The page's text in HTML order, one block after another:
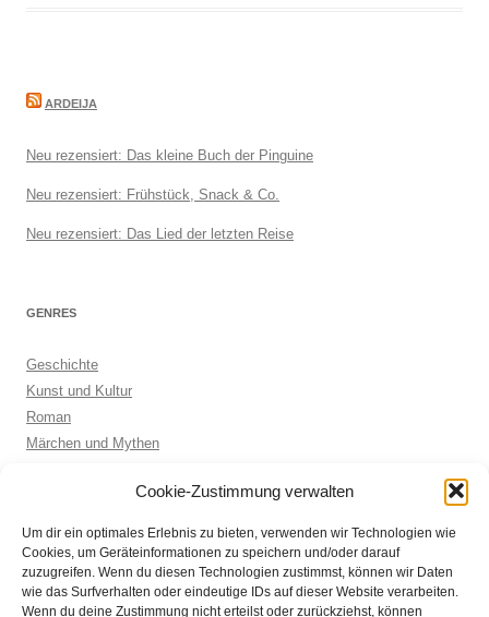
Cookie-Zustimmung verwalten
Um dir ein optimales Erlebnis zu bieten, verwenden wir Technologien wie
Cookies, um Geräteinformationen zu speichern und/oder darauf
zuzugreifen. Wenn du diesen Technologien zustimmst, können wir Daten
wie das Surfverhalten oder eindeutige IDs auf dieser Website verarbeiten.
Wenn du deine Zustimmung nicht erteilst oder zurückziehst, können
ARDEIJA
Neu rezensiert: Das kleine Buch der Pinguine
Neu rezensiert: Frühstück, Snack & Co.
Neu rezensiert: Das Lied der letzten Reise
GENRES
Geschichte
Kunst und Kultur
Roman
Märchen und Mythen
Sachbuch allgemein